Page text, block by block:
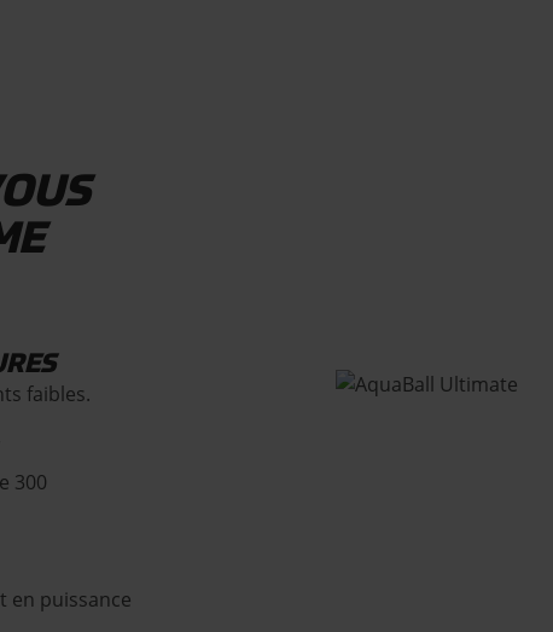
faibles.
300
en puissance